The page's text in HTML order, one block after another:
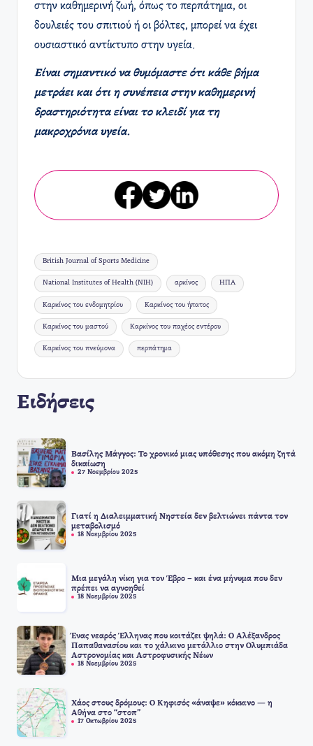
στην καθημερινή ζωή, όπως το περπάτημα, οι
δουλειές του σπιτιού ή οι βόλτες, μπορεί να έχει
ουσιαστικό αντίκτυπο στην υγεία.
Είναι σημαντικό να θυμόμαστε ότι κάθε βήμα
μετράει και ότι η συνέπεια στην καθημερινή
δραστηριότητα είναι το κλειδί για τη
μακροχρόνια υγεία.
Ετικέτες:
British Journal of Sports Medicine
National Institutes of Health (NIH) αρκίνος ΗΠΑ
Καρκίνος του ενδομητρίου Καρκίνος του ήπατος
Καρκίνος του μαστού Καρκίνος του παχέος εντέρου
Καρκίνος του πνεύμονα περπάτημα
Ειδήσεις
Βασίλης Μάγγος: Το χρονικό μιας υπόθεσης που ακόμη ζητά
δικαίωση
27 Νοεμβρίου 2025
Γιατί η Διαλειμματική Νηστεία δεν βελτιώνει πάντα τον
μεταβολισμό
18 Νοεμβρίου 2025
Μια μεγάλη νίκη για τον Έβρο – και ένα μήνυμα που δεν
πρέπει να αγνοηθεί
18 Νοεμβρίου 2025
Ένας νεαρός Έλληνας που κοιτάζει ψηλά: Ο Αλέξανδρος
Παπαθανασίου και το χάλκινο μετάλλιο στην Ολυμπιάδα
Αστρονομίας και Αστροφυσικής Νέων
18 Νοεμβρίου 2025
Χάος στους δρόμους: Ο Κηφισός «άναψε» κόκκινο — η
Αθήνα στο “στοπ”
17 Οκτωβρίου 2025